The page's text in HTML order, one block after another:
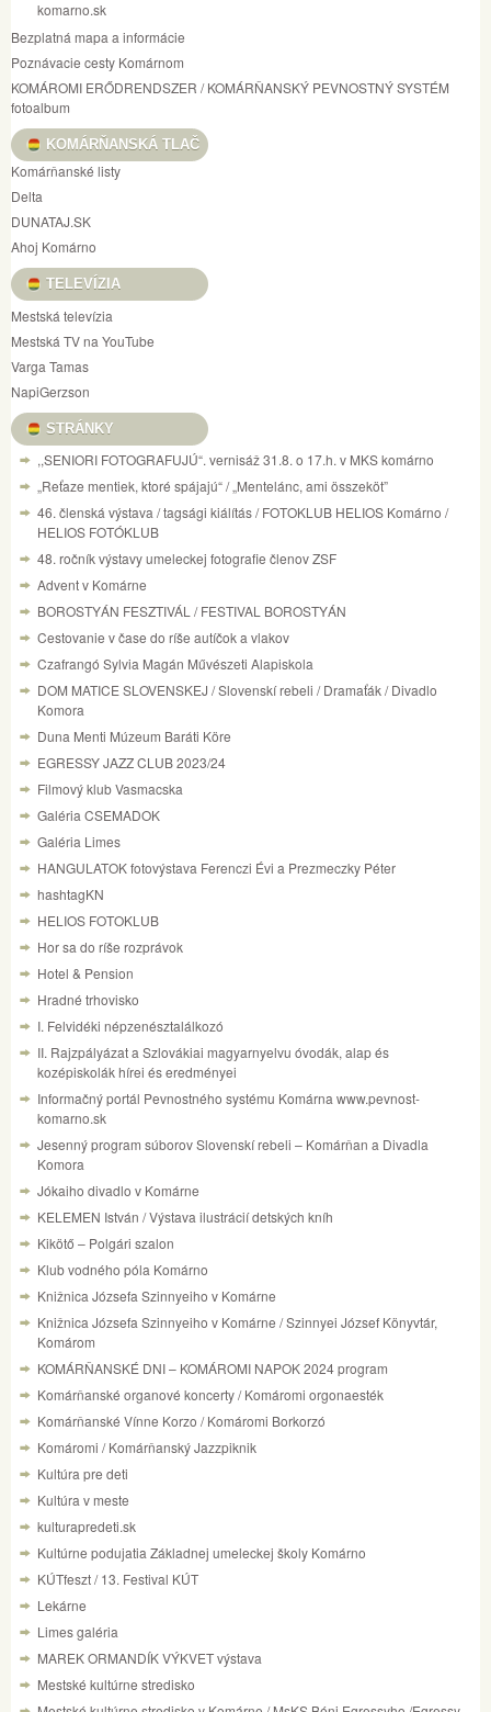
komarno.sk
Bezplatná mapa a informácie
Poznávacie cesty Komárnom
KOMÁROMI ERŐDRENDSZER / KOMÁRŇANSKÝ PEVNOSTNÝ SYSTÉM
fotoalbum
KOMÁRŇANSKÁ TLAČ
Komárňanské listy
Delta
DUNATAJ.SK
Ahoj Komárno
TELEVÍZIA
Mestská televízia
Mestská TV na YouTube
Varga Tamas
NapiGerzson
STRÁNKY
,,SENIORI FOTOGRAFUJÚ“. vernisáž 31.8. o 17.h. v MKS komárno
„Reťaze mentiek, ktoré spájajú“ / „Mentelánc, ami összeköt”
46. členská výstava / tagsági kiálítás / FOTOKLUB HELIOS Komárno /
HELIOS FOTÓKLUB
48. ročník výstavy umeleckej fotografie členov ZSF
Advent v Komárne
BOROSTYÁN FESZTIVÁL / FESTIVAL BOROSTYÁN
Cestovanie v čase do ríše autíčok a vlakov
Czafrangó Sylvia Magán Művészeti Alapiskola
DOM MATICE SLOVENSKEJ / Slovenskí rebeli / Dramaťák / Divadlo
Komora
Duna Menti Múzeum Baráti Köre
EGRESSY JAZZ CLUB 2023/24
Filmový klub Vasmacska
Galéria CSEMADOK
Galéria Limes
HANGULATOK fotovýstava Ferenczi Évi a Prezmeczky Péter
hashtagKN
HELIOS FOTOKLUB
Hor sa do ríše rozprávok
Hotel & Pension
Hradné trhovisko
I. Felvidéki népzenésztalálkozó
II. Rajzpályázat a Szlovákiai magyarnyelvu óvodák, alap és
kozépiskolák hírei és eredményei
Informačný portál Pevnostného systému Komárna www.pevnost-
komarno.sk
Jesenný program súborov Slovenskí rebeli – Komárňan a Divadla
Komora
Jókaiho divadlo v Komárne
KELEMEN István / Výstava ilustrácií detských kníh
Kikötő – Polgári szalon
Klub vodného póla Komárno
Knižnica Józsefa Szinnyeiho v Komárne
Knižnica Józsefa Szinnyeiho v Komárne / Szinnyei József Könyvtár,
Komárom
KOMÁRŇANSKÉ DNI – KOMÁROMI NAPOK 2024 program
Komárňanské organové koncerty / Komáromi orgonaesték
Komárňanské Vínne Korzo / Komáromi Borkorzó
Komáromi / Komárňanský Jazzpiknik
Kultúra pre deti
Kultúra v meste
kulturapredeti.sk
Kultúrne podujatia Základnej umeleckej školy Komárno
KÚTfeszt / 13. Festival KÚT
Lekárne
Limes galéria
MAREK ORMANDÍK VÝKVET výstava
Mestské kultúrne stredisko